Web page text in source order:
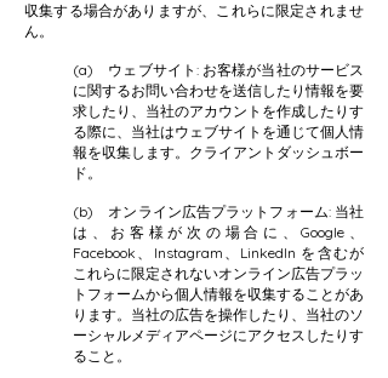
収集する場合がありますが、これらに限定されませ
ん。
(a) ウェブサイト: お客様が当社のサービス
に関するお問い合わせを送信したり情報を要
求したり、当社のアカウントを作成したりす
る際に、当社はウェブサイトを通じて個人情
報を収集します。クライアントダッシュボー
ド。
(b) オンライン広告プラットフォーム: 当社
は、お客様が次の場合に、Google、
Facebook、Instagram、LinkedIn を含むが
これらに限定されないオンライン広告プラッ
トフォームから個人情報を収集することがあ
ります。当社の広告を操作したり、当社のソ
ーシャルメディアページにアクセスしたりす
ること。